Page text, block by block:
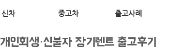
신차 중고차 출고사례
개인회생·신불자 장기렌트 출고후기